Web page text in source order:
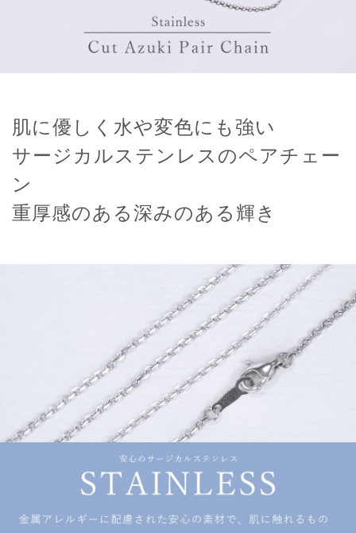
肌に優しく水や変色にも強い
サージカルステンレスのペアチェー
ン
重厚感のある深みのある輝き